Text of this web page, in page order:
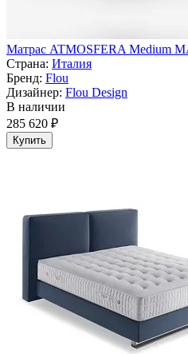
Матрас ATMOSFERA Medium
Страна: Италия
Бренд: Flou
Дизайнер: Flou Design
В наличии
285 620 ₽
Купить